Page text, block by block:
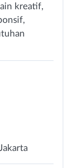
kreatif,